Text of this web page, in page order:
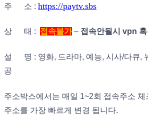
주 소 : https://paytv.sbs
상 태 : 접속불가 – 접속안될시 vpn
설 명 : 영화, 드라마, 예능, 시사/다큐,
공
주소박스에서는 매일 1~2회 접속주소
주소를 가장 빠르게 변경 됩니다.